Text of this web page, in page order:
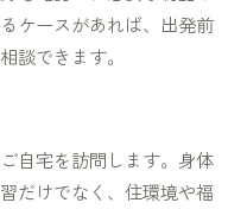
ケースがあれば、出発前
談できます。
自宅を訪問します。身体
だけでなく、住環境や福